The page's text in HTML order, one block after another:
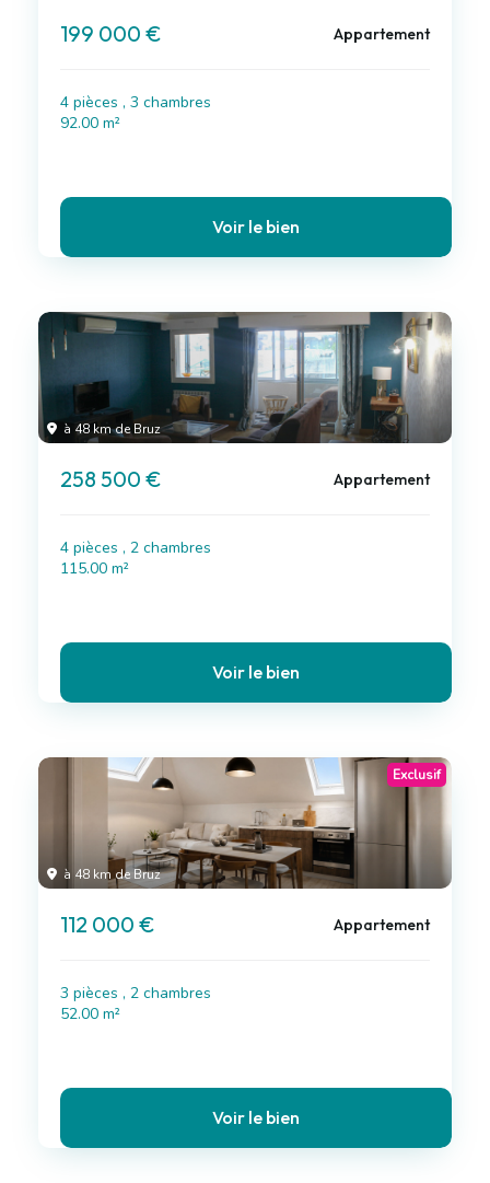
199 000 € Appartement
4 pièces , 3 chambres
92.00 m²
Voir le bien
à 48 km de Bruz
258 500 € Appartement
4 pièces , 2 chambres
115.00 m²
Voir le bien
à 48 km de Bruz
Exclusif
112 000 € Appartement
3 pièces , 2 chambres
52.00 m²
Voir le bien